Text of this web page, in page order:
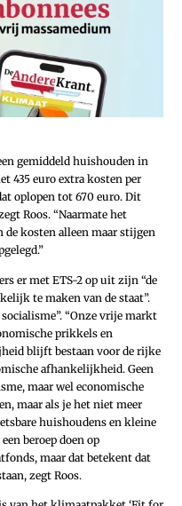
gemiddeld huishouden in
435 euro extra kosten per
oplopen tot 670 euro. Dit
Roos. “Naarmate het
kosten alleen maar stijgen
er met ETS-2 op uit zijn “de
te maken van de staat”.
“Onze vrije markt
prikkels en
blijft bestaan voor de rijke
afhankelijkheid. Geen
maar wel economische
maar als je het niet meer
huishoudens en kleine
beroep doen op
maar dat betekent dat
zegt Roos.